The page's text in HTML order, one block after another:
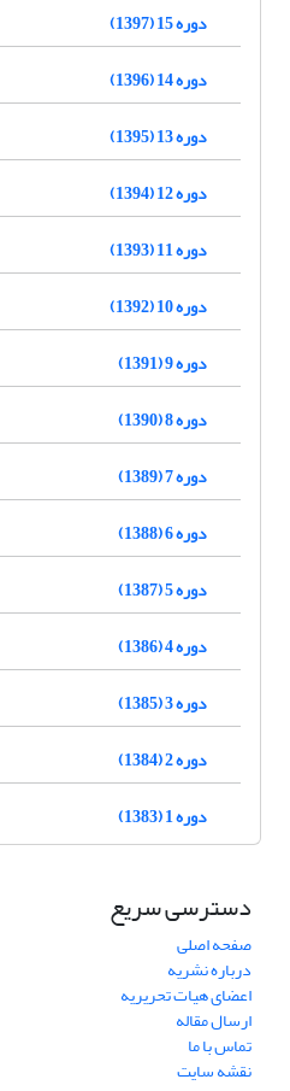
دوره 15 (1397)
دوره 14 (1396)
دوره 13 (1395)
دوره 12 (1394)
دوره 11 (1393)
دوره 10 (1392)
دوره 9 (1391)
دوره 8 (1390)
دوره 7 (1389)
دوره 6 (1388)
دوره 5 (1387)
دوره 4 (1386)
دوره 3 (1385)
دوره 2 (1384)
دوره 1 (1383)
دسترسی سریع
صفحه اصلی
درباره نشریه
اعضای هیات تحریریه
ارسال مقاله
تماس با ما
نقشه سایت